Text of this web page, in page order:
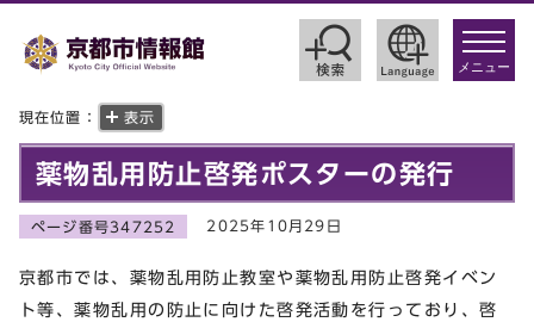
toggle
メニュー
現在位置： 表示
薬物乱用防止啓発ポスターの発行
ページ番号347252 2025年10月29日
京都市では、薬物乱用防止教室や薬物乱用防止啓発イベン
ト等、薬物乱用の防止に向けた啓発活動を行っており、啓